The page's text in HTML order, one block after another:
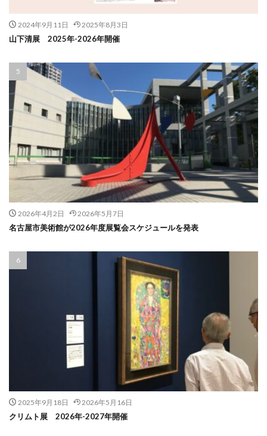
2024年9月11日 2025年8月3日
山下清展 2025年-2026年開催
2026年4月2日 2026年5月7日
名古屋市美術館が2026年度展覧会スケジュールを発表
2025年9月18日 2026年5月16日
クリムト展 2026年-2027年開催